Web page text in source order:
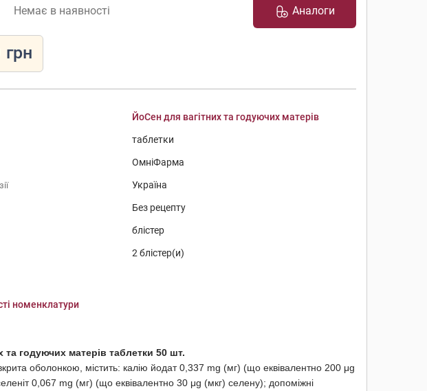
Немає в наявності Аналоги
грн
ЙоСен для вагітних та годуючих матерів
таблетки
ОмніФарма
Україна
Без рецепту
блістер
2 блістер(и)
номенклатури
та годуючих матерів таблетки 50 шт.
оболонкою, містить: калію йодат 0,337 mg (мг) (що еквівалентно 200 μg
0,067 mg (мг) (що еквівалентно 30 μg (мкг) селену); допоміжні